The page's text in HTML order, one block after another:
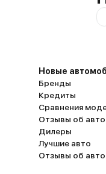
Новые
Бренды
Кредиты
Сравнения
Отзывы об авто
Дилеры
Лучшие авто
Отзывы об